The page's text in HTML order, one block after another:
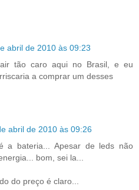
abril de 2010 às 09:23
tão caro aqui no Brasil, e eu
a comprar um desses
abril de 2010 às 09:26
a bateria... Apesar de leds não
bom, sei la...
do preço é claro...